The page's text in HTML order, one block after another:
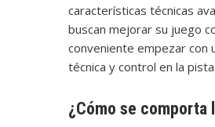
características técnicas
buscan mejorar su juego
conveniente empezar con
técnica y control en la pista.
¿Cómo se comporta